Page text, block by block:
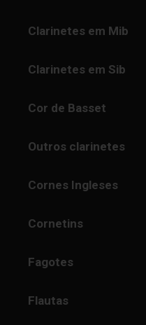
Clarinetes em Mib
Clarinetes em Sib
Cor de Basset
Outros clarinetes
Cornes Ingleses
Cornetins
Fagotes
Flautas